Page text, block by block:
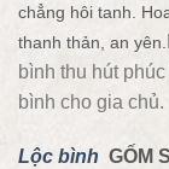
chẳng hôi tanh.
thanh thản, an yên.
bình thu hút
bình cho gia chủ.
Lộc bình GỐM